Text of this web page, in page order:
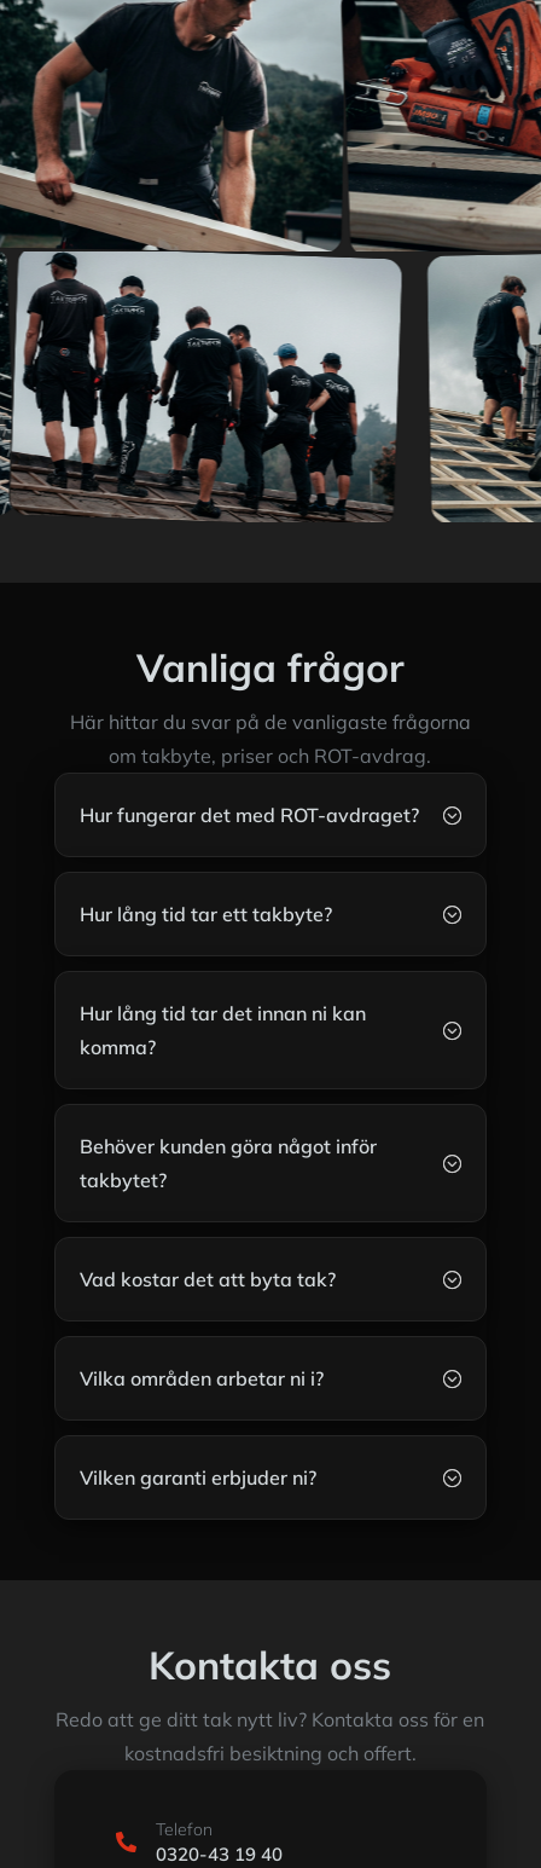
Vanliga frågor
Här hittar du svar på de vanligaste frågorna
om takbyte, priser och ROT-avdrag.
;
Hur fungerar det med ROT-avdraget?
;
Hur lång tid tar ett takbyte?
;
Hur lång tid tar det innan ni kan
komma?
;
Behöver kunden göra något inför
takbytet?
;
Vad kostar det att byta tak?
;
Vilka områden arbetar ni i?
;
Vilken garanti erbjuder ni?
Kontakta oss
Redo att ge ditt tak nytt liv? Kontakta oss för en
kostnadsfri besiktning och offert.

Telefon
0320-43 19 40